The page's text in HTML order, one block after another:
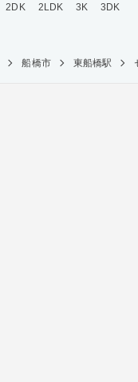
2DK 2LDK 3K
3DK
船橋市 東船橋駅